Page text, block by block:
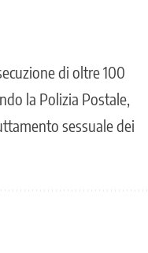
di oltre 100
la Polizia Postale,
sessuale dei